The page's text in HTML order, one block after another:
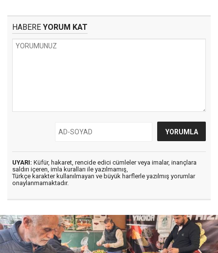
HABERE YORUM KAT
UYARI: Küfür, hakaret, rencide edici cümleler veya imalar, inançlara
saldırı içeren, imla kuralları ile yazılmamış,
Türkçe karakter kullanılmayan ve büyük harflerle yazılmış yorumlar
onaylanmamaktadır.